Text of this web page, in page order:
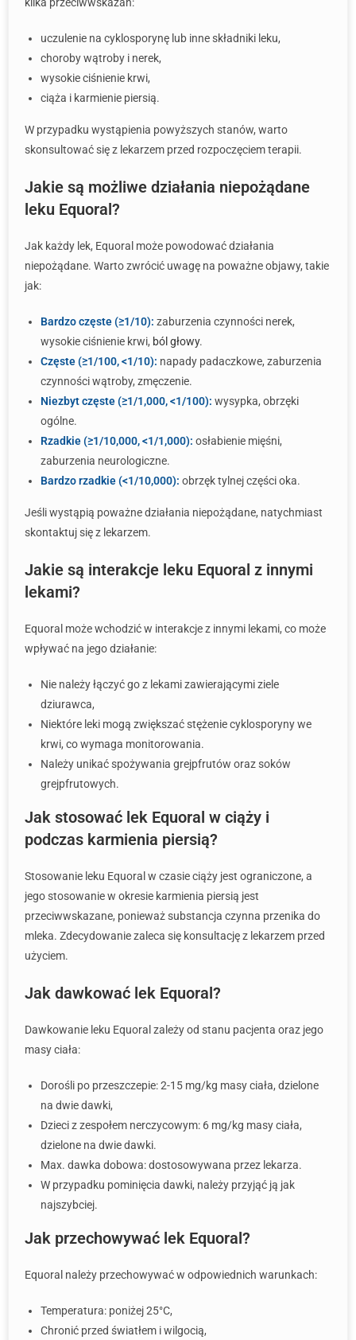
uczulenie na cyklosporynę lub inne składniki leku,
choroby wątroby i nerek,
wysokie ciśnienie krwi,
ciąża i karmienie piersią.
W przypadku wystąpienia powyższych stanów, warto
skonsultować się z lekarzem przed rozpoczęciem terapii.
Jakie są możliwe działania niepożądane
leku Equoral?
Jak każdy lek, Equoral może powodować działania
niepożądane. Warto zwrócić uwagę na poważne objawy, takie
jak:
Bardzo częste (≥1/10): zaburzenia czynności nerek,
wysokie ciśnienie krwi, ból głowy.
Częste (≥1/100, <1/10): napady padaczkowe, zaburzenia
czynności wątroby, zmęczenie.
Niezbyt częste (≥1/1,000, <1/100): wysypka, obrzęki
ogólne.
Rzadkie (≥1/10,000, <1/1,000): osłabienie mięśni,
zaburzenia neurologiczne.
Bardzo rzadkie (<1/10,000): obrzęk tylnej części oka.
Jeśli wystąpią poważne działania niepożądane, natychmiast
skontaktuj się z lekarzem.
Jakie są interakcje leku Equoral z innymi
lekami?
Equoral może wchodzić w interakcje z innymi lekami, co może
wpływać na jego działanie:
Nie należy łączyć go z lekami zawierającymi ziele
dziurawca,
Niektóre leki mogą zwiększać stężenie cyklosporyny we
krwi, co wymaga monitorowania.
Należy unikać spożywania grejpfrutów oraz soków
grejpfrutowych.
Jak stosować lek Equoral w ciąży i
podczas karmienia piersią?
Stosowanie leku Equoral w czasie ciąży jest ograniczone, a
jego stosowanie w okresie karmienia piersią jest
przeciwwskazane, ponieważ substancja czynna przenika do
mleka. Zdecydowanie zaleca się konsultację z lekarzem przed
użyciem.
Jak dawkować lek Equoral?
Dawkowanie leku Equoral zależy od stanu pacjenta oraz jego
masy ciała:
Dorośli po przeszczepie: 2-15 mg/kg masy ciała, dzielone
na dwie dawki,
Dzieci z zespołem nerczycowym: 6 mg/kg masy ciała,
dzielone na dwie dawki.
Max. dawka dobowa: dostosowywana przez lekarza.
W przypadku pominięcia dawki, należy przyjąć ją jak
najszybciej.
Jak przechowywać lek Equoral?
Equoral należy przechowywać w odpowiednich warunkach:
Temperatura: poniżej 25°C,
Chronić przed światłem i wilgocią,